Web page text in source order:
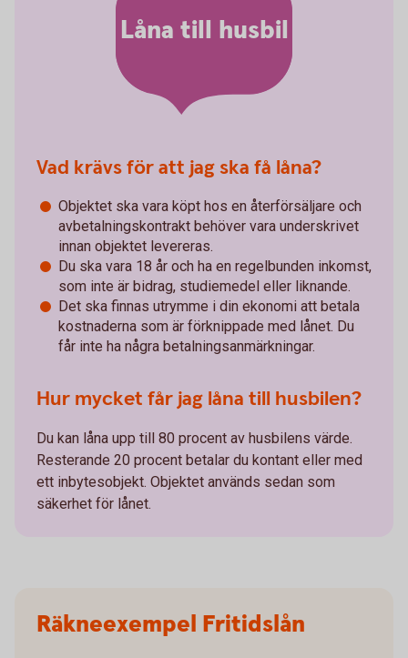
Vad krävs för att jag ska få låna?
Objektet ska vara köpt hos en återförsäljare och
avbetalningskontrakt behöver vara underskrivet
innan objektet levereras.
Du ska vara 18 år och ha en regelbunden inkomst,
som inte är bidrag, studiemedel eller liknande.
Det ska finnas utrymme i din ekonomi att betala
kostnaderna som är förknippade med lånet. Du
får inte ha några betalningsanmärkningar.
Hur mycket får jag låna till husbilen?
Du kan låna upp till 80 procent av husbilens värde.
Resterande 20 procent betalar du kontant eller med
ett inbytesobjekt. Objektet används sedan som
säkerhet för lånet.
Låna till husbil
Räkneexempel Fritidslån